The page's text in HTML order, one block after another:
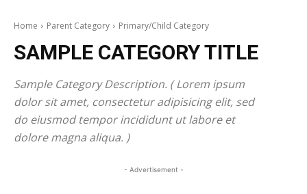
Home Parent Category Primary/Child Category
SAMPLE CATEGORY TITLE
Sample Category Description. ( Lorem ipsum
dolor sit amet, consectetur adipisicing elit, sed
do eiusmod tempor incididunt ut labore et
dolore magna aliqua. )
- Advertisement -